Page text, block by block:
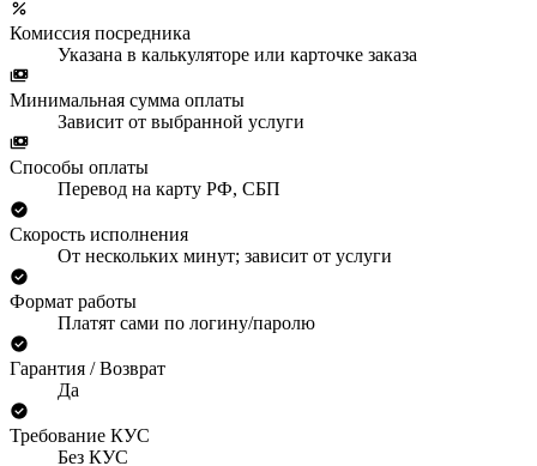
Комиссия посредника
Указана в калькуляторе или карточке заказа
Минимальная сумма оплаты
Зависит от выбранной услуги
Способы оплаты
Перевод на карту РФ, СБП
Скорость исполнения
От нескольких минут; зависит от услуги
Формат работы
Платят сами по логину/паролю
Гарантия / Возврат
Да
Требование КУС
Без КУС